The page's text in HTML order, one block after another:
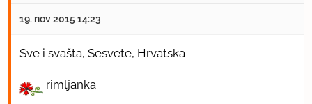
19. nov 2015 14:23
Sve i svašta, Sesvete, Hrvatska
rimljanka